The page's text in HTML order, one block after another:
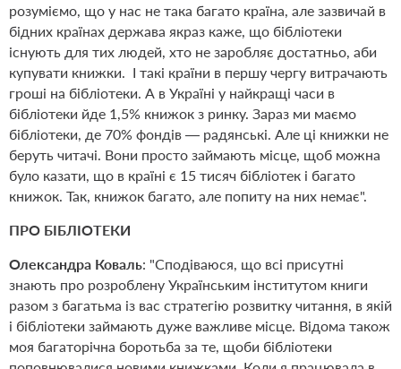
розуміємо, що у нас не така багато країна, але зазвичай в
бідних країнах держава якраз каже, що бібліотеки
існують для тих людей, хто не заробляє достатньо, аби
купувати книжки. І такі країни в першу чергу витрачають
гроші на бібліотеки. А в Україні у найкращі часи в
бібліотеки йде 1,5% книжок з ринку. Зараз ми маємо
бібліотеки, де 70% фондів — радянські. Але ці книжки не
беруть читачі. Вони просто займають місце, щоб можна
було казати, що в країні є 15 тисяч бібліотек і багато
книжок. Так, книжок багато, але попиту на них немає".
ПРО БІБЛІОТЕКИ
Олександра Коваль: "Сподіваюся, що всі присутні
знають про розроблену Українським інститутом книги
разом з багатьма із вас стратегію розвитку читання, в якій
і бібліотеки займають дуже важливе місце. Відома також
моя багаторічна боротьба за те, щоби бібліотеки